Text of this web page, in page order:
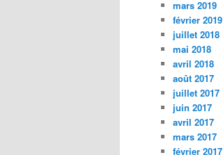
mars 2019
février 2019
juillet 2018
mai 2018
avril 2018
août 2017
juillet 2017
juin 2017
avril 2017
mars 2017
février 2017